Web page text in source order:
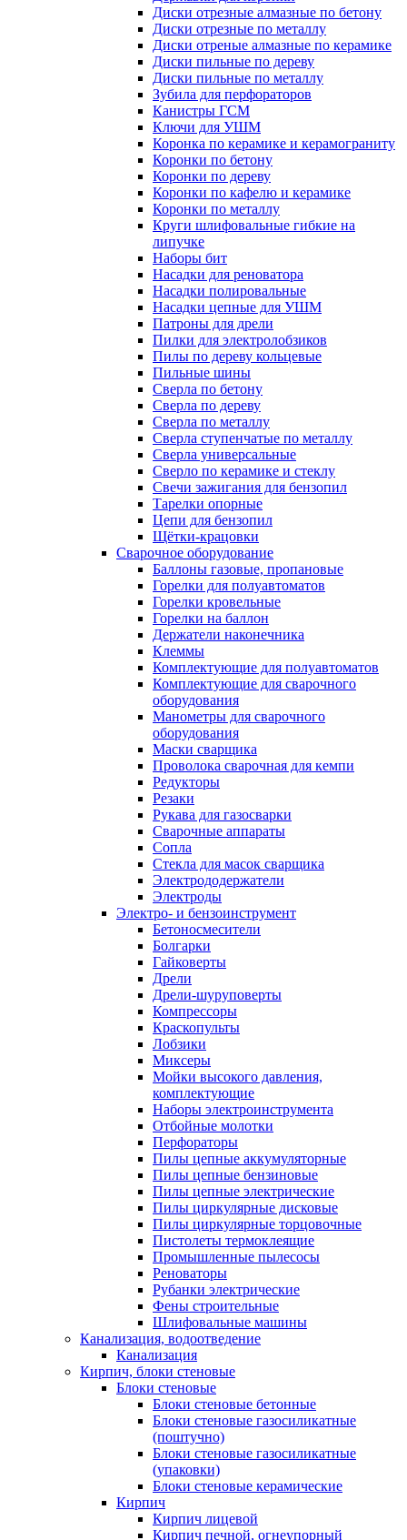
Диски отрезные алмазные по бетону
Диски отрезные по металлу
Диски отреные алмазные по керамике
Диски пильные по дереву
Диски пильные по металлу
Зубила для перфораторов
Канистры ГСМ
Ключи для УШМ
Коронка по керамике и керамограниту
Коронки по бетону
Коронки по дереву
Коронки по кафелю и керамике
Коронки по металлу
Круги шлифовальные гибкие на
липучке
Наборы бит
Насадки для реноватора
Насадки полировальные
Насадки цепные для УШМ
Патроны для дрели
Пилки для электролобзиков
Пилы по дереву кольцевые
Пильные шины
Сверла по бетону
Сверла по дереву
Сверла по металлу
Сверла ступенчатые по металлу
Сверла универсальные
Сверло по керамике и стеклу
Свечи зажигания для бензопил
Тарелки опорные
Цепи для бензопил
Щётки-крацовки
Сварочное оборудование
Баллоны газовые, пропановые
Горелки для полуавтоматов
Горелки кровельные
Горелки на баллон
Держатели наконечника
Клеммы
Комплектующие для полуавтоматов
Комплектующие для сварочного
оборудования
Манометры для сварочного
оборудования
Маски сварщика
Проволока сварочная для кемпи
Редукторы
Резаки
Рукава для газосварки
Сварочные аппараты
Сопла
Стекла для масок сварщика
Электрододержатели
Электроды
Электро- и бензоинструмент
Бетоносмесители
Болгарки
Гайковерты
Дрели
Дрели-шуруповерты
Компрессоры
Краскопульты
Лобзики
Миксеры
Мойки высокого давления,
комплектующие
Наборы электроинструмента
Отбойные молотки
Перфораторы
Пилы цепные аккумуляторные
Пилы цепные бензиновые
Пилы цепные электрические
Пилы циркулярные дисковые
Пилы циркулярные торцовочные
Пистолеты термоклеящие
Промышленные пылесосы
Реноваторы
Рубанки электрические
Фены строительные
Шлифовальные машины
Канализация, водоотведение
Канализация
Кирпич, блоки стеновые
Блоки стеновые
Блоки стеновые бетонные
Блоки стеновые газосиликатные
(поштучно)
Блоки стеновые газосиликатные
(упаковки)
Блоки стеновые керамические
Кирпич
Кирпич лицевой
Кирпич печной, огнеупорный